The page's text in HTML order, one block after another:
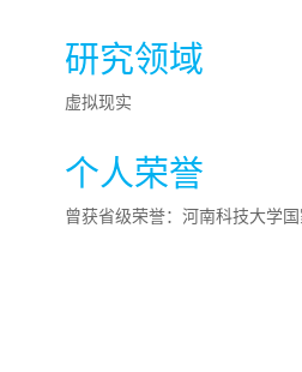
研究领域
虚拟现实
个人荣誉
曾获省级荣誉：河南科技大学